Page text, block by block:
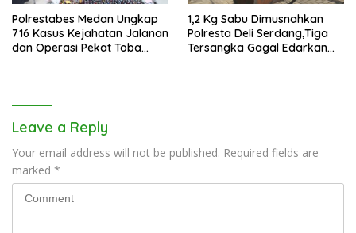
Polrestabes Medan Ungkap
716 Kasus Kejahatan Jalanan
dan Operasi Pekat Toba
1,2 Kg Sabu Dimusnahkan
Polresta Deli Serdang,Tiga
Tersangka Gagal Edarkan
Leave a Reply
Your email address will not be published. Required fields are
marked *